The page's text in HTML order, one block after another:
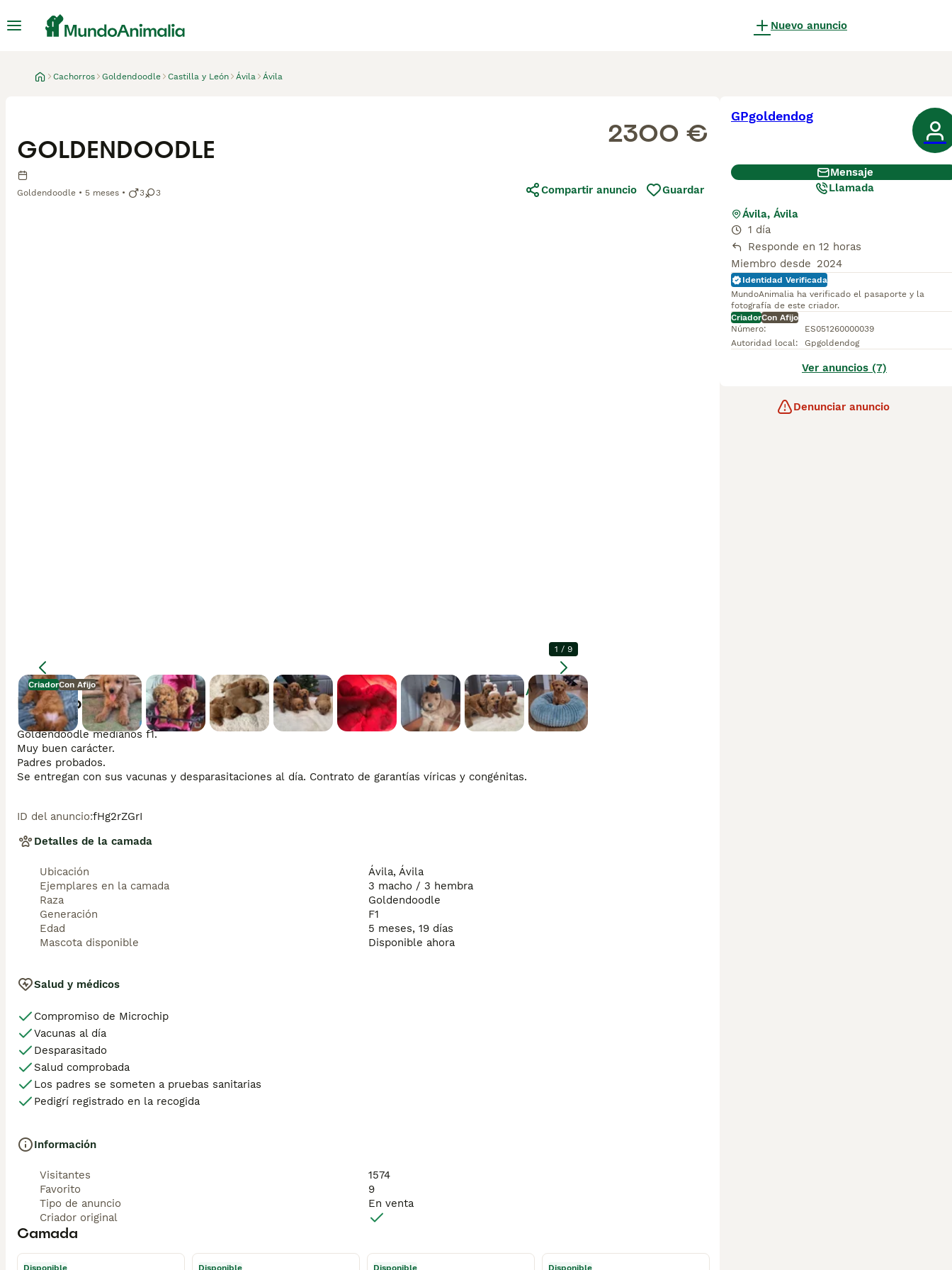
Nuevo anuncio
Cachorros Goldendoodle Castilla y León Ávila Ávila
CriadorCon Afijo
Agrandar
1 / 9
GOLDENDOODLE
Goldendoodle 5 meses 3 3
2300 €
Compartir anuncio Guardar
Descripción
Goldendoodle medianos f1.
Muy buen carácter.
Padres probados.
Se entregan con sus vacunas y desparasitaciones al día. Contrato de garantías víricas y congénitas.
ID del anuncio:fHg2rZGrI
Detalles de la camada
Ubicación
Ávila, Ávila
Ejemplares en la camada
3 macho / 3 hembra
Raza
Goldendoodle
Generación
F1
Edad
5 meses, 19 días
Mascota disponible
Disponible ahora
Salud y médicos
Compromiso de Microchip
Vacunas al día
Desparasitado
Salud comprobada
Los padres se someten a pruebas sanitarias
Pedigrí registrado en la recogida
Información
Visitantes
1574
Favorito
9
Tipo de anuncio
En venta
Criador original
Camada
Disponible Disponible Disponible Disponible
GPgoldendog
Mensaje
Llamada
Ávila, Ávila
1 día
Responde en 12 horas
Miembro desde 2024
Identidad Verificada
MundoAnimalia ha verificado el pasaporte y la
fotografía de este criador.
CriadorCon Afijo
Número:
ES051260000039
Autoridad local: Gpgoldendog
Ver anuncios (7)
Denunciar anuncio